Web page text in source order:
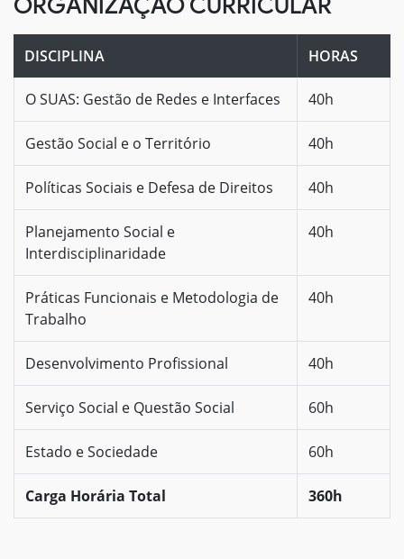
DISCIPLINA HORAS
O SUAS: Gestão de Redes e Interfaces 40h
Gestão Social e o Território 40h
Políticas Sociais e Defesa de Direitos 40h
Planejamento Social e
Interdisciplinaridade
40h
Práticas Funcionais e Metodologia de
Trabalho
40h
Desenvolvimento Profissional 40h
Serviço Social e Questão Social 60h
Estado e Sociedade 60h
Carga Horária Total 360h